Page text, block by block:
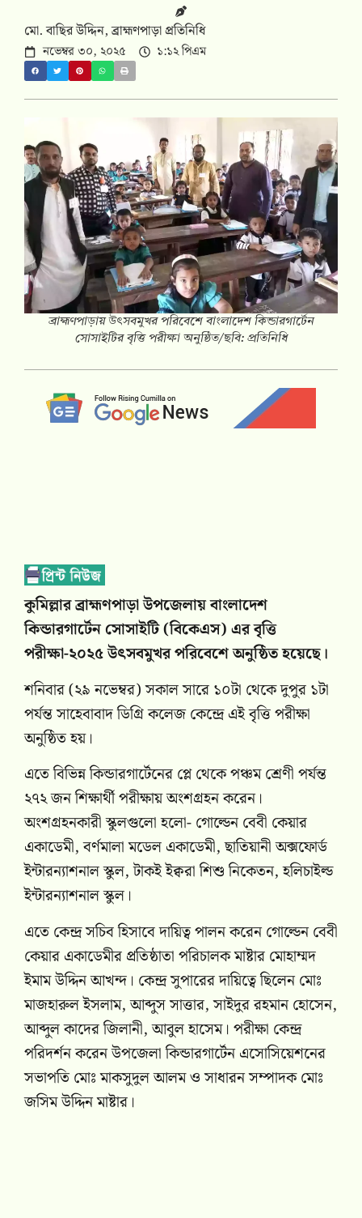
মো. বাছির উদ্দিন, ব্রাহ্মণপাড়া প্রতিনিধি
নভেম্বর ৩০, ২০২৫ ১:১২ পিএম
‎ব্রাহ্মণপাড়ায় উৎসবমুখর পরিবেশে বাংলাদেশ কিন্ডারগার্টেন
সোসাইটির বৃত্তি পরীক্ষা অনুষ্ঠিত/ছবি: প্রতিনিধি
‎কুমিল্লার ব্রাহ্মণপাড়া উপজেলায় বাংলাদেশ
কিন্ডারগার্টেন সোসাইটি (বিকেএস) এর বৃত্তি
পরীক্ষা-২০২৫ উৎসবমুখর পরিবেশে অনুষ্ঠিত হয়েছে।
শনিবার (২৯ নভেম্বর) সকাল সারে ১০টা থেকে দুপুর ১টা
পর্যন্ত সাহেবাবাদ ডিগ্রি কলেজ কেন্দ্রে এই বৃত্তি পরীক্ষা
অনুষ্ঠিত হয়।
এতে বিভিন্ন কিন্ডারগার্টেনের প্লে থেকে পঞ্চম শ্রেণী পর্যন্ত
২৭২ জন শিক্ষার্থী পরীক্ষায় অংশগ্রহন করেন।
অংশগ্রহনকারী স্কুলগুলো হলো- গোল্ডেন বেবী কেয়ার
একাডেমী, বর্ণমালা মডেল একাডেমী, ছাতিয়ানী অক্সফোর্ড
ইন্টারন্যাশনাল স্কুল, টাকই ইক্বরা শিশু নিকেতন, হলিচাইল্ড
ইন্টারন্যাশনাল স্কুল।
এতে কেন্দ্র সচিব হিসাবে দায়িত্ব পালন করেন গোল্ডেন বেবী
কেয়ার একাডেমীর প্রতিষ্ঠাতা পরিচালক মাষ্টার মোহাম্মদ
ইমাম উদ্দিন আখন্দ। কেন্দ্র সুপারের দায়িত্বে ছিলেন মোঃ
মাজহারুল ইসলাম, আব্দুস সাত্তার, সাইদুর রহমান হোসেন,
আব্দুল কাদের জিলানী, আবুল হাসেম। পরীক্ষা কেন্দ্র
পরিদর্শন করেন উপজেলা কিন্ডারগার্টেন এসোসিয়েশনের
সভাপতি মোঃ মাকসুদুল আলম ও সাধারন সম্পাদক মোঃ
জসিম উদ্দিন মাষ্টার।